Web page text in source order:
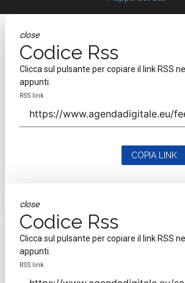
close
Codice Rss
Clicca sul pulsante per copiare il link RSS
appunti.
RSS link
COPIA LINK
close
Codice Rss
Clicca sul pulsante per copiare il link RSS
appunti.
RSS link